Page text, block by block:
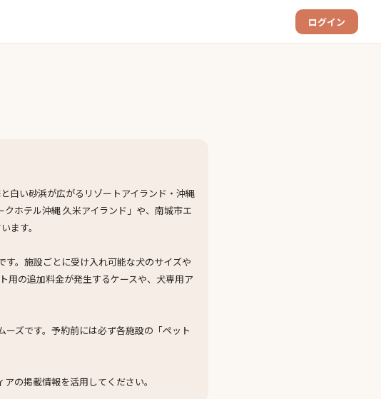
ログイン
白い砂浜が広がるリゾートアイランド・沖縄
ホテル沖縄 久米アイランド」や、南城市エ
ます。
。施設ごとに受け入れ可能な犬のサイズや
用の追加料金が発生するケースや、犬専用ア
ズです。予約前には必ず各施設の「ペット
の掲載情報を活用してください。